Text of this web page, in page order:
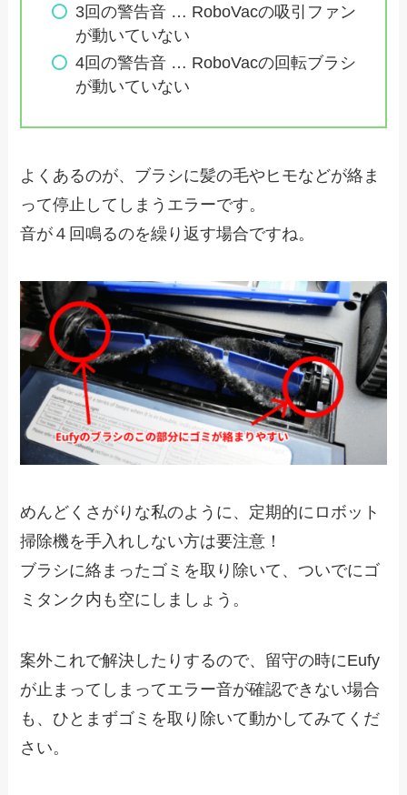
3回の警告音 … RoboVacの吸引ファン
が動いていない
4回の警告音 … RoboVacの回転ブラシ
が動いていない
よくあるのが、ブラシに髪の毛やヒモなどが絡ま
って停止してしまうエラーです。
音が４回鳴るのを繰り返す場合ですね。
めんどくさがりな私のように、定期的にロボット
掃除機を手入れしない方は要注意！
ブラシに絡まったゴミを取り除いて、ついでにゴ
ミタンク内も空にしましょう。
案外これで解決したりするので、留守の時にEufy
が止まってしまってエラー音が確認できない場合
も、ひとまずゴミを取り除いて動かしてみてくだ
さい。